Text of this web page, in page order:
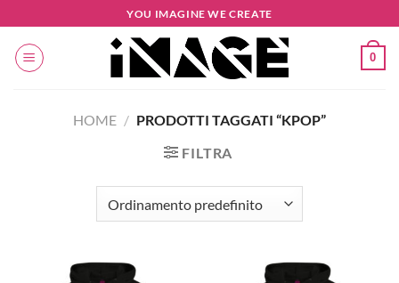
ai
contenuti
YOU IMAGINE WE CREATE
0
HOME / PRODOTTI TAGGATI “KPOP”
FILTRA